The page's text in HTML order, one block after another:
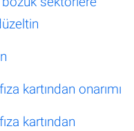
kartından onarımı
kartından